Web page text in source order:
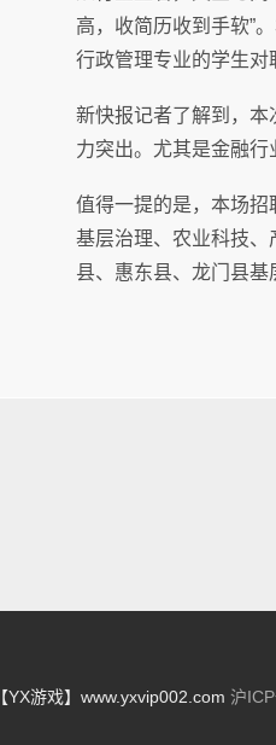
高，收简历收到手软”
行政管理专业的学生对
新快报记者了解到，
力突出。尤其是金融行
值得一提的是，本场招
基层治理、农业科技
县、惠东县、龙门县基
【YX游戏】www.yxvip002.com 沪